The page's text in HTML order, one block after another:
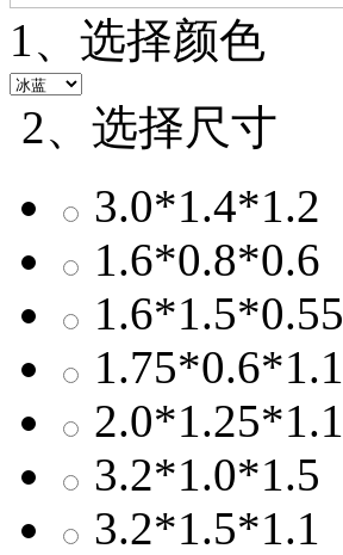
1、选择颜色
2、选择尺寸
3.0*1.4*1.2
1.6*0.8*0.6
1.6*1.5*0.55
1.75*0.6*1.1
2.0*1.25*1.1
3.2*1.0*1.5
3.2*1.5*1.1